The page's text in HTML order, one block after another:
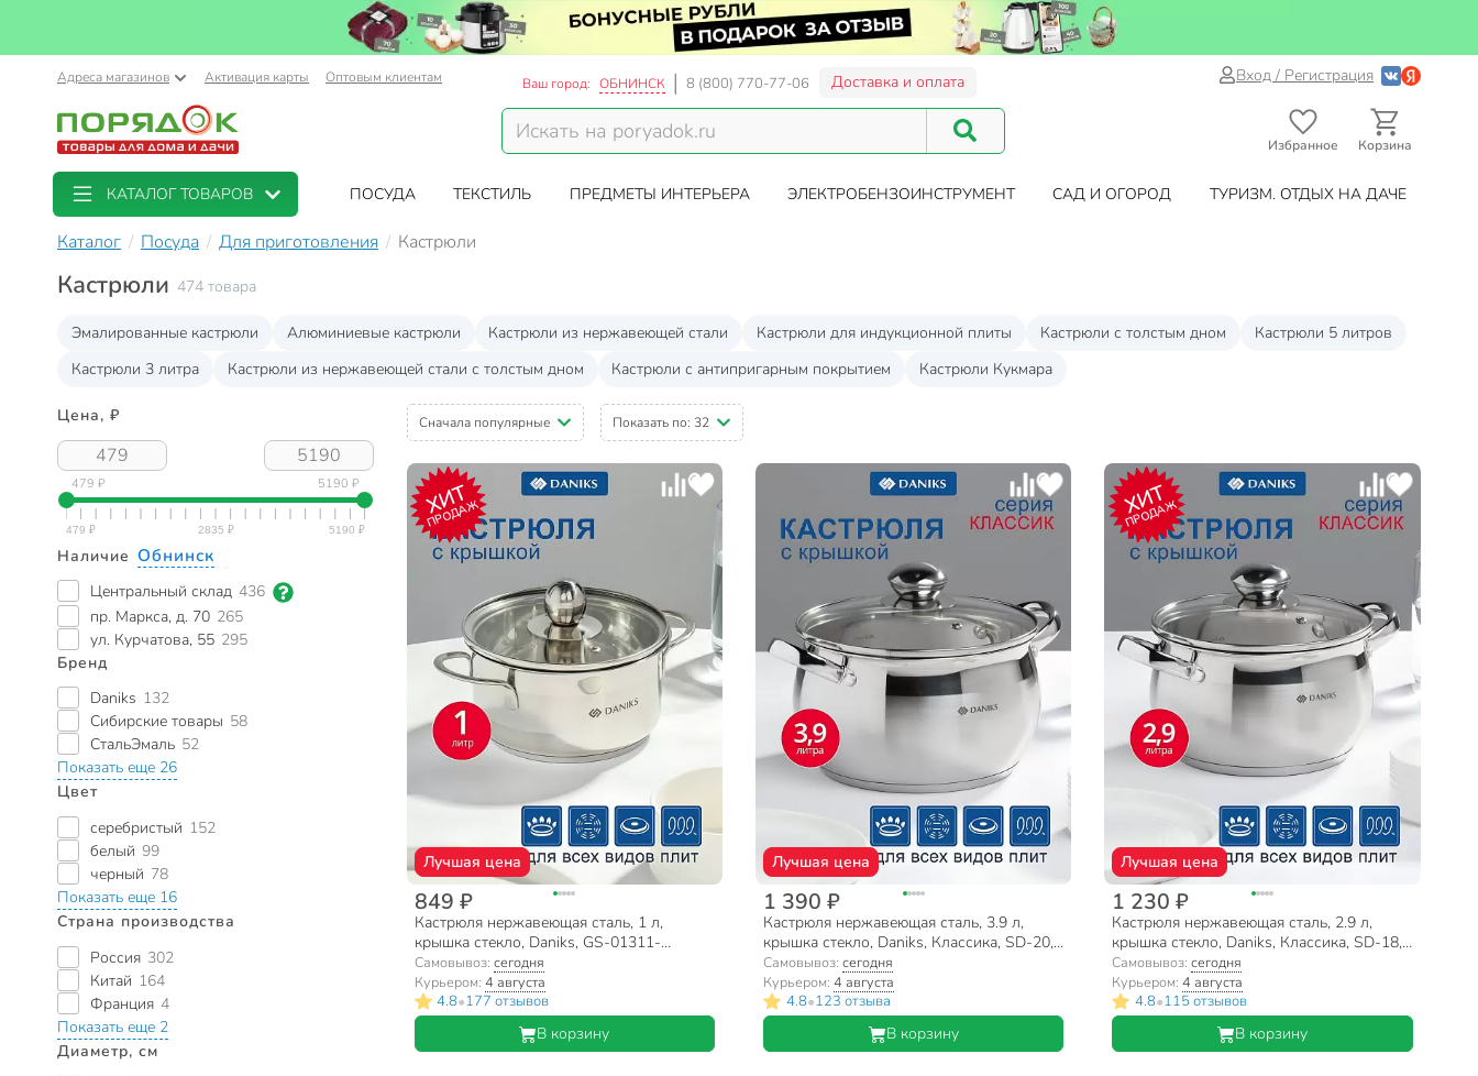
Адреса магазинов Активация карты Оптовым клиентам Ваш город: ОБНИНСК 8 (800) 770-77-06 Доставка и оплата Вход / Регистрация
Избранное Корзина
КАТАЛОГ ТОВАРОВ ПОСУДА ТЕКСТИЛЬ ПРЕДМЕТЫ ИНТЕРЬЕРА ЭЛЕКТРОБЕНЗОИНСТРУМЕНТ САД И ОГОРОД ТУРИЗМ. ОТДЫХ НА ДАЧЕ
Каталог Посуда Для приготовления Кастрюли
Кастрюли 474 товара
Эмалированные кастрюли Алюминиевые кастрюли Кастрюли из нержавеющей стали Кастрюли для индукционной плиты Кастрюли с толстым дном
Кастрюли 5 литров
Кастрюли 3 литра
Кастрюли из нержавеющей стали с толстым дном Кастрюли с антипригарным покрытием Кастрюли Кукмара
Цена, ₽
479 ₽ 5190 ₽
Наличие Обнинск
Центральный склад 436
пр. Маркса, д. 70 265
ул. Курчатова, 55 295
Бренд
Daniks 132
Сибирские товары 58
СтальЭмаль 52
Показать еще 26
Цвет
серебристый 152
белый 99
черный 78
Показать еще 16
Страна производства
Россия 302
Китай 164
Франция 4
Показать еще 2
Диаметр, см
Сначала популярные Показать по: 32
ХИТ
ПРОДАЖ
Лучшая цена
849 ₽
Кастрюля нержавеющая сталь, 1 л,
крышка стекло, Daniks, GS-01311-
14CA/SD-514, индукция
Самовывоз: сегодня
Курьером: 4 августа
4.8•177 отзывов
В корзину
Лучшая цена
1 390 ₽
Кастрюля нержавеющая сталь, 3.9 л,
крышка стекло, Daniks, Классика, SD-20,
индукция
Самовывоз: сегодня
Курьером: 4 августа
4.8•123 отзыва
В корзину
ХИТ
ПРОДАЖ
Лучшая цена
1 230 ₽
Кастрюля нержавеющая сталь, 2.9 л,
крышка стекло, Daniks, Классика, SD-18,
индукция
Самовывоз:сегодня
Курьером:4 августа
4.8•115 отзывов
В корзину